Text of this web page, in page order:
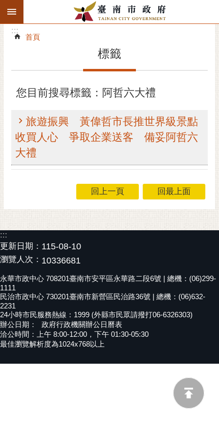
跳到主要內容區塊
搜
階
精彩府城
市府團隊
主題服務
黃
偉
哲
螢
光
花
泉
桐
花
祭
:::
:::
首頁
標籤
您目前搜尋標籤：阿哲六大禮
旅遊振興 黃偉哲市長推世界級景點
收買人心 爭取企業送客 備妥阿哲六
大禮
回上一頁 回最上面
:::
更新日期： 115-08-10
瀏覽人次： 10336681
永華市政中心 708201臺南市安平區永華路二段6號 | 總機：(06)299-
1111
民治市政中心 730201臺南市新營區民治路36號 | 總機：(06)632-
2231
24小時市民服務熱線：1999 (外縣市民眾請撥打06-6326303)
辦公日期：
政府行政機關辦公日曆表
洽公時間：上午 8:00-12:00，下午 01:30-05:30
最佳瀏覽解析度為1024x768以上